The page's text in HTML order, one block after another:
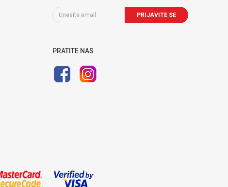
PRIJAVITE SE
PRATITE NAS